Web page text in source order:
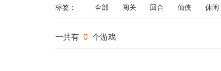
标签： 全部 闯关 回合 仙侠 休闲
一共有 0 个游戏